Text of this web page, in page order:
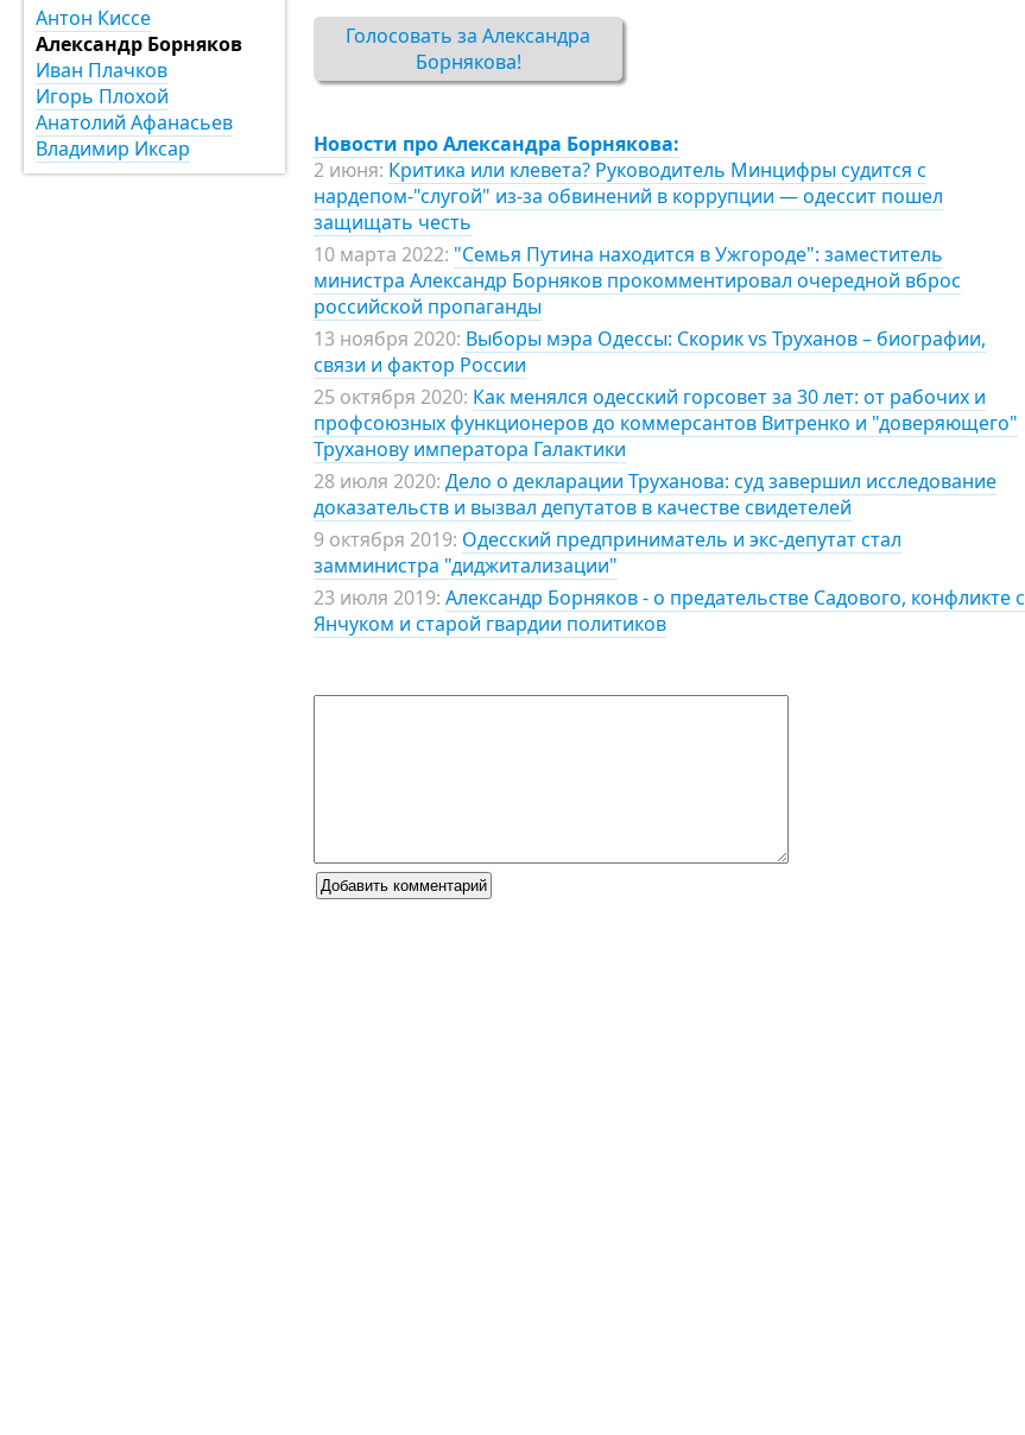
Антон Киссе
Александр Борняков
Иван Плачков
Игорь Плохой
Анатолий Афанасьев
Владимир Иксар
Голосовать за Александра
Борнякова!
Новости про Александра Борнякова:
2 июня: Критика или клевета? Руководитель Минцифры судится с
нардепом-"слугой" из-за обвинений в коррупции — одессит пошел
защищать честь
10 марта 2022: "Семья Путина находится в Ужгороде": заместитель
министра Александр Борняков прокомментировал очередной вброс
российской пропаганды
13 ноября 2020: Выборы мэра Одессы: Скорик vs Труханов – биографии,
связи и фактор России
25 октября 2020: Как менялся одесский горсовет за 30 лет: от рабочих и
профсоюзных функционеров до коммерсантов Витренко и "доверяющего"
Труханову императора Галактики
28 июля 2020: Дело о декларации Труханова: суд завершил исследование
доказательств и вызвал депутатов в качестве свидетелей
9 октября 2019: Одесский предприниматель и экс-депутат стал
замминистра "диджитализации"
23 июля 2019: Александр Борняков - о предательстве Садового, конфликте с
Янчуком и старой гвардии политиков